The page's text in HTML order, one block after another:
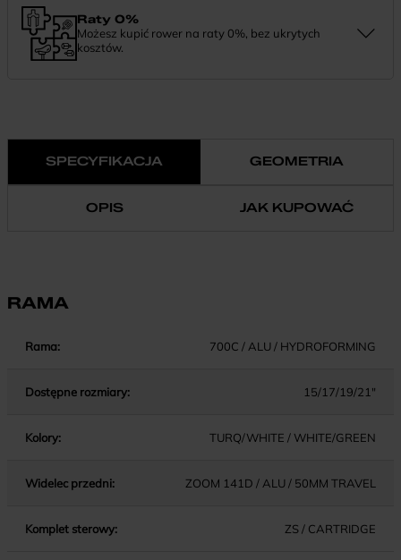
Raty 0%
Możesz kupić rower na raty 0%, bez ukrytych
kosztów.
SPECYFIKACJA GEOMETRIA
OPIS JAK KUPOWAĆ
RAMA
Rama: 700C / ALU / HYDROFORMING
Dostępne rozmiary: 15/17/19/21"
Kolory: TURQ/WHITE / WHITE/GREEN
Widelec przedni: ZOOM 141D / ALU / 50MM TRAVEL
Komplet sterowy: ZS / CARTRIDGE